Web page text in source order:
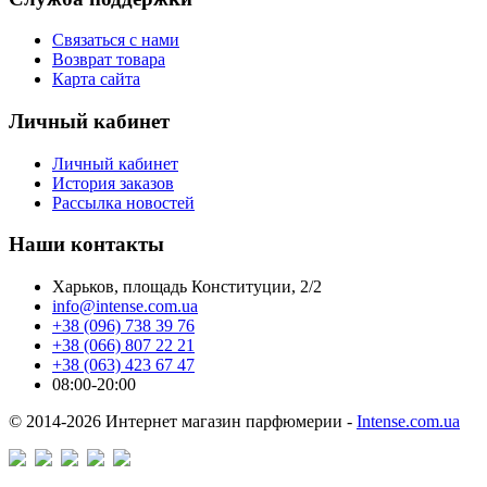
Связаться с нами
Возврат товара
Карта сайта
Личный кабинет
Личный кабинет
История заказов
Рассылка новостей
Наши контакты
Харьков, площадь Конституции, 2/2
info@intense.com.ua
+38 (096) 738 39 76
+38 (066) 807 22 21
+38 (063) 423 67 47
08:00-20:00
© 2014-2026 Интернет магазин парфюмерии - Intense.com.ua